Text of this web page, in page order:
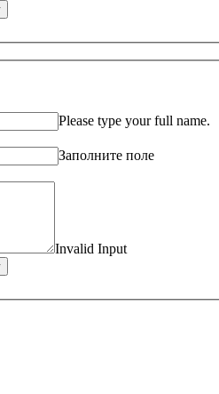
Please type your full name.
Заполните поле
Invalid Input